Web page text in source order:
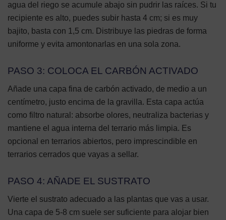
agua del riego se acumule abajo sin pudrir las raíces. Si tu
recipiente es alto, puedes subir hasta 4 cm; si es muy
bajito, basta con 1,5 cm. Distribuye las piedras de forma
uniforme y evita amontonarlas en una sola zona.
PASO 3: COLOCA EL CARBÓN ACTIVADO
Añade una capa fina de carbón activado, de medio a un
centímetro, justo encima de la gravilla. Esta capa actúa
como filtro natural: absorbe olores, neutraliza bacterias y
mantiene el agua interna del terrario más limpia. Es
opcional en terrarios abiertos, pero imprescindible en
terrarios cerrados que vayas a sellar.
PASO 4: AÑADE EL SUSTRATO
Vierte el sustrato adecuado a las plantas que vas a usar.
Una capa de 5-8 cm suele ser suficiente para alojar bien